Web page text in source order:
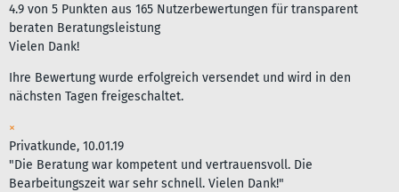
4.9 von 5 Punkten aus 165 Nutzerbewertungen fürtransparent
beraten Beratungsleistung
Vielen Dank!
Ihre Bewertung wurde erfolgreich versendet und wird in den
nächsten Tagen freigeschaltet.
×
Privatkunde, 10.01.19
"Die Beratung war kompetent und vertrauensvoll. Die
Bearbeitungszeit war sehr schnell. Vielen Dank!"